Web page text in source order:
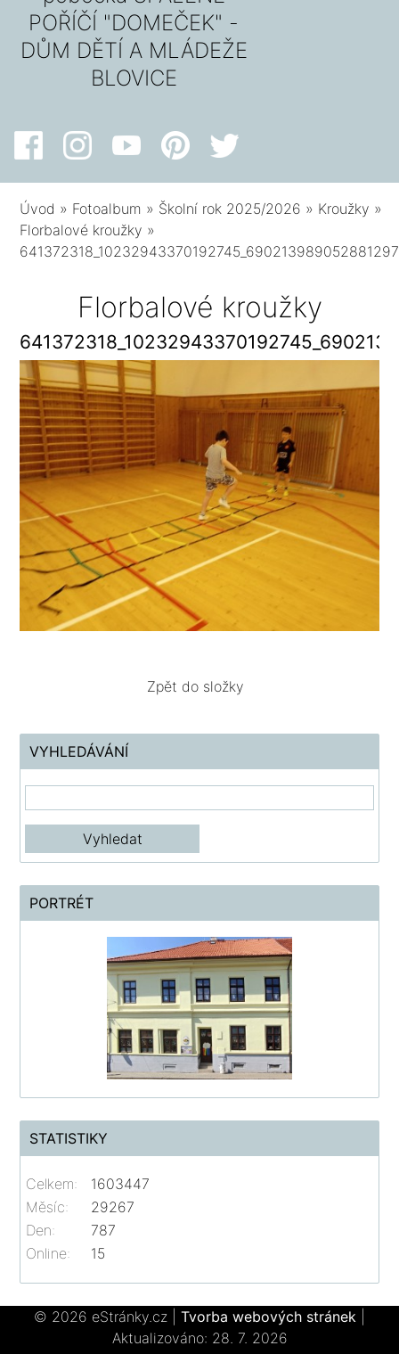
POŘÍČÍ "DOMEČEK" -
DŮM DĚTÍ A MLÁDEŽE
BLOVICE
Úvod » Fotoalbum » Školní rok 2025/2026 » Kroužky »
Florbalové kroužky »
Florbalové kroužky
Zpět do složky
VYHLEDÁVÁNÍ
PORTRÉT
STATISTIKY
Online: 15
Celkem:
1603447
Měsíc:
29267
Den:
787
© 2026 eStránky.cz Tvorba webových stránek
Aktualizováno: 28. 7. 2026